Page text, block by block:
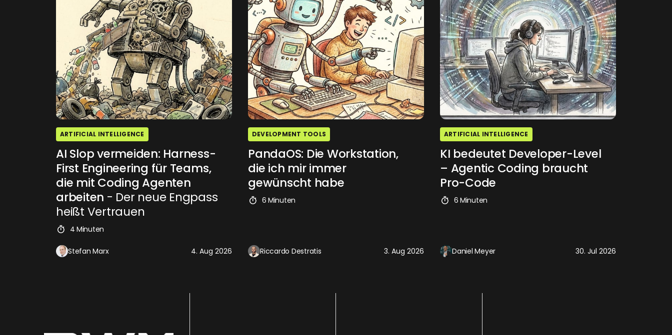
ARTIFICIAL INTELLIGENCE
AI Slop vermeiden: Harness-
First Engineering für Teams,
die mit Coding Agenten
arbeiten - Der neue Engpass
heißt Vertrauen
4 Minuten
Stefan Marx 4. Aug 2026
DEVELOPMENT TOOLS
PandaOS: Die Workstation,
die ich mir immer
gewünscht habe
6 Minuten
Riccardo Destratis 3. Aug 2026
ARTIFICIAL INTELLIGENCE
KI bedeutet Developer-Level
– Agentic Coding braucht
Pro-Code
6 Minuten
Daniel Meyer 30. Jul 2026